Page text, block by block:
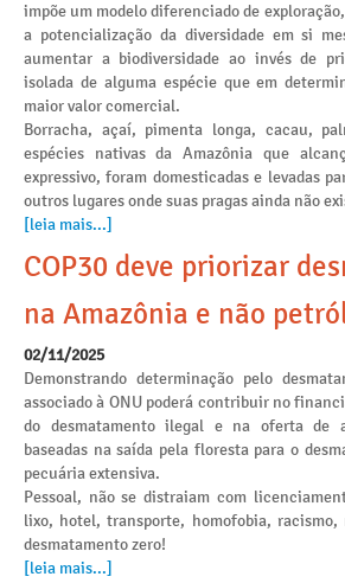
impõe um modelo diferenciado de
a potencialização da diversidade em si
aumentar a biodiversidade ao invés de
isolada de alguma espécie que em
maior valor comercial.
Borracha, açaí, pimenta longa, cacau,
espécies nativas da Amazônia que
expressivo, foram domesticadas e levadas
outros lugares onde suas pragas ainda não
[leia mais...]
COP30 deve priorizar
na Amazônia e não
02/11/2025
Demonstrando determinação pelo
associado à ONU poderá contribuir no
do desmatamento ilegal e na oferta de
baseadas na saída pela floresta para o
pecuária extensiva.
Pessoal, não se distraiam com
lixo, hotel, transporte, homofobia,
desmatamento zero!
[leia mais...]